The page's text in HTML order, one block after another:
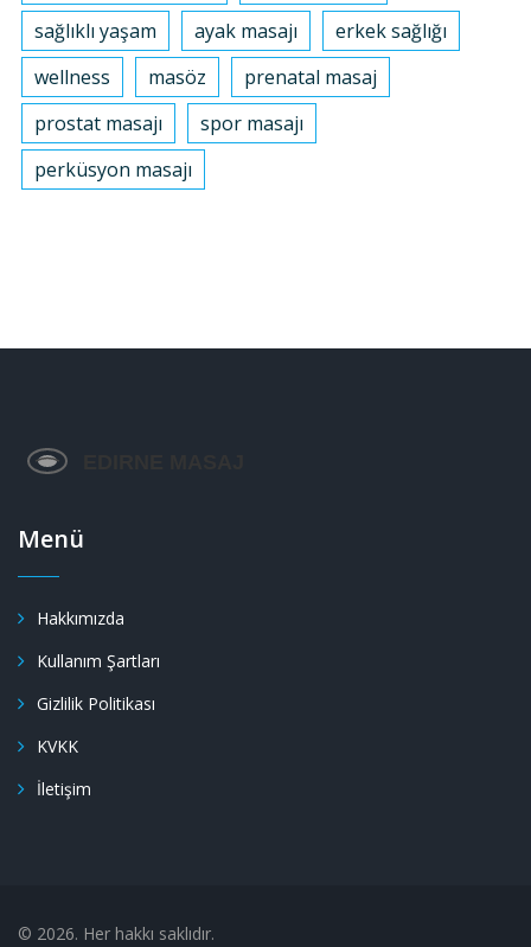
sağlıklı yaşam
ayak masajı
erkek sağlığı
wellness
masöz
prenatal masaj
prostat masajı
spor masajı
perküsyon masajı
Menü
Hakkımızda
Kullanım Şartları
Gizlilik Politikası
KVKK
İletişim
© 2026. Her hakkı saklıdır.